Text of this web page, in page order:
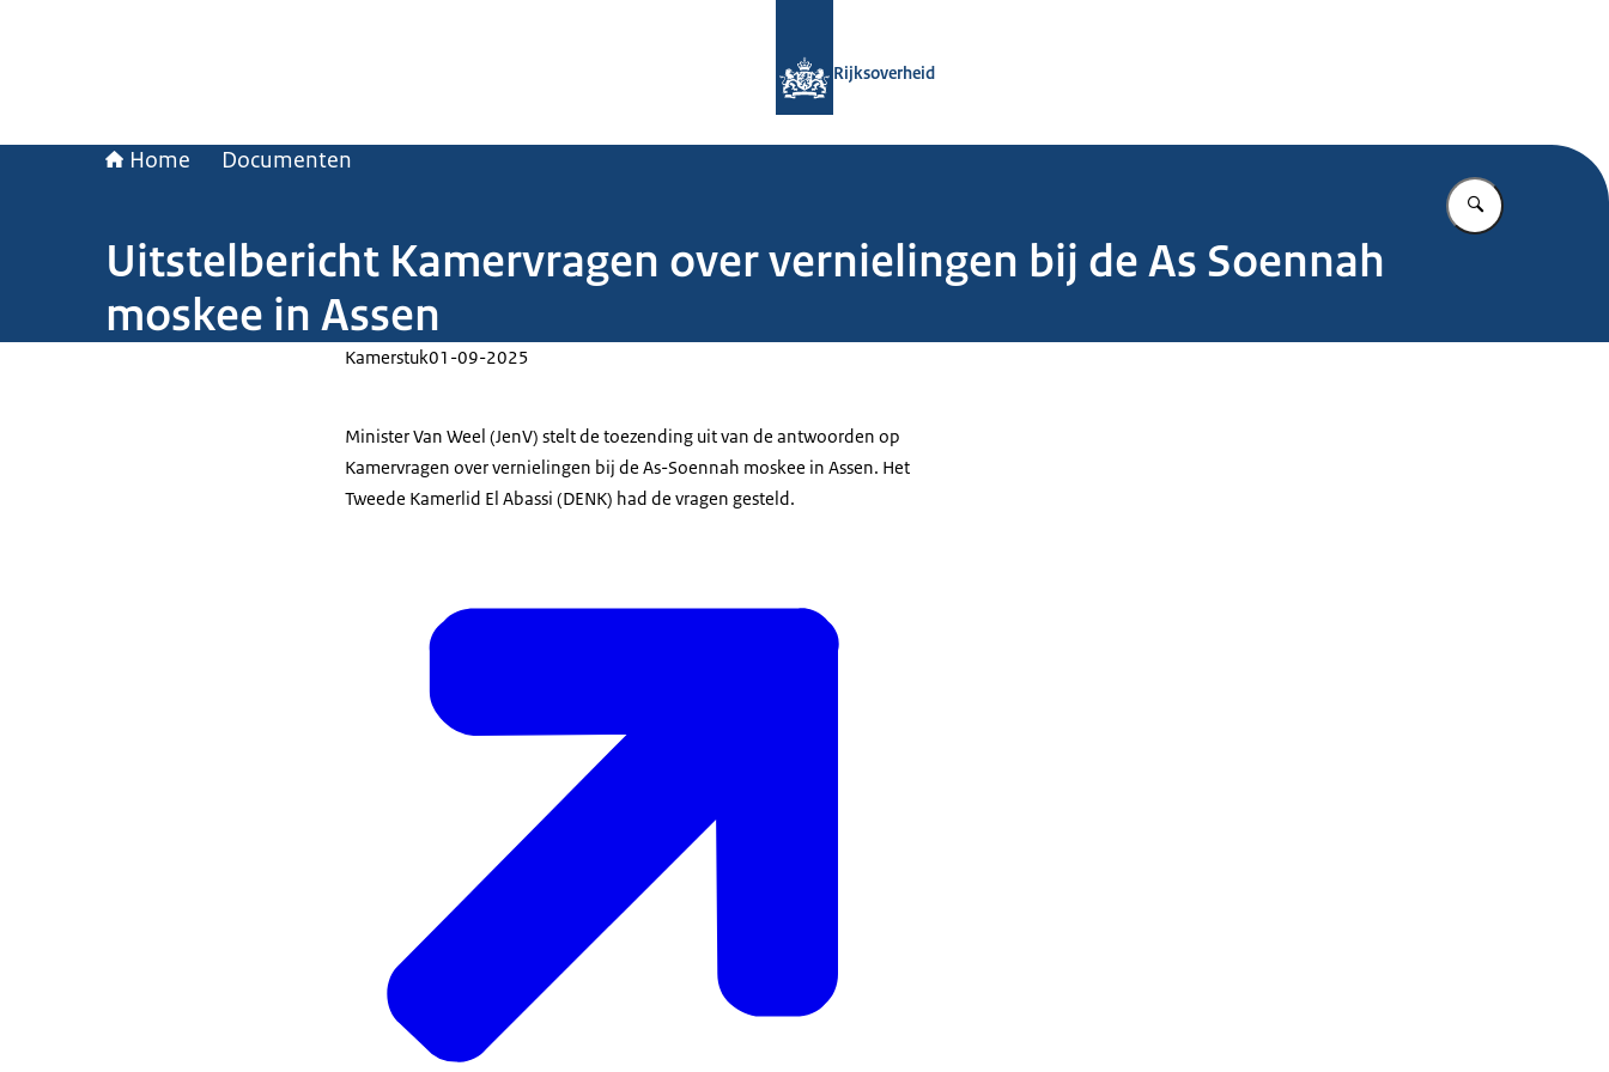
Rijksoverheid
Home Documenten
Vul in wat u
Uitstelbericht Kamervragen over vernielingen bij de As Soennah
moskee in Assen
Kamerstuk01-09-2025
Minister Van Weel (JenV) stelt de toezending uit van de antwoorden op
Kamervragen over vernielingen bij de As-Soennah moskee in Assen. Het
Tweede Kamerlid El Abassi (DENK) had de vragen gesteld.